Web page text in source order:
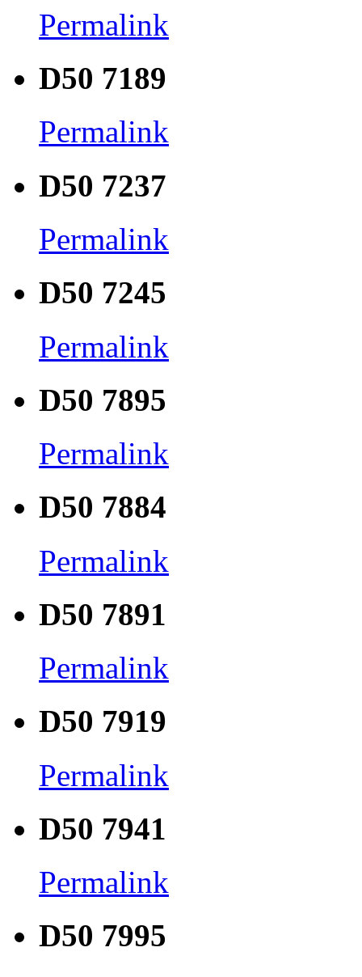
Permalink
D50 7189
Permalink
D50 7237
Permalink
D50 7245
Permalink
D50 7895
Permalink
D50 7884
Permalink
D50 7891
Permalink
D50 7919
Permalink
D50 7941
Permalink
D50 7995